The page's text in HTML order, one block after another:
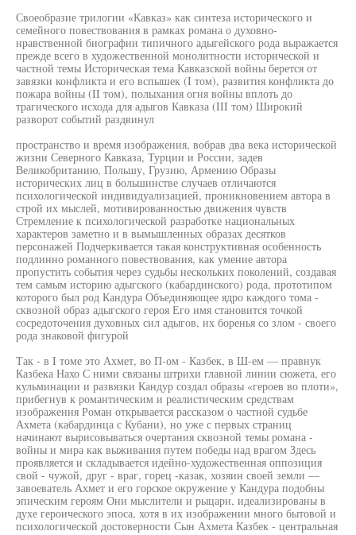
Своеобразие трилогии «Кавказ» как синтеза исторического и
семейного повествования в рамках романа о духовно-
нравственной биографии типичного адыгейского рода выражается
прежде всего в художественной монолитности исторической и
частной темы Историческая тема Кавказской войны берется от
завязки конфликта и его вспышек (I том), развития конфликта до
пожара войны (II том), полыхания огня войны вплоть до
трагического исхода для адыгов Кавказа (III том) Широкий
разворот событий раздвинул
пространство и время изображения, вобрав два века исторической
жизни Северного Кавказа, Турции и России, задев
Великобританию, Польшу, Грузию, Армению Образы
исторических лиц в большинстве случаев отличаются
психологической индивидуализацией, проникновением автора в
строй их мыслей, мотивированностью движения чувств
Стремление к психологической разработке национальных
характеров заметно и в вымышленных образах десятков
персонажей Подчеркивается такая конструктивная особенность
подлинно романного повествования, как умение автора
пропустить события через судьбы нескольких поколений, создавая
тем самым историю адыгского (кабардинского) рода, прототипом
которого был род Кандура Объединяющее ядро каждого тома -
сквозной образ адыгского героя Его имя становится точкой
сосредоточения духовных сил адыгов, их боренья со злом - своего
рода знаковой фигурой
Так - в I томе это Ахмет, во П-ом - Казбек, в Ш-ем — правнук
Казбека Нахо С ними связаны штрихи главной линии сюжета, его
кульминации и развязки Кандур создал образы «героев во плоти»,
прибегнув к романтическим и реалистическим средствам
изображения Роман открывается рассказом о частной судьбе
Ахмета (кабардинца с Кубани), но уже с первых страниц
начинают вырисовываться очертания сквозной темы романа -
войны и мира как выживания путем победы над врагом Здесь
проявляется и складывается идейно-художественная оппозиция
свой - чужой, друг - враг, горец -казак, хозяин своей земли —
завоеватель Ахмет и его горское окружение у Кандура подобны
эпическим героям Они мыслители и рыцари, идеализированы в
духе героического эпоса, хотя в их изображении много бытовой и
психологической достоверности Сын Ахмета Казбек - центральная